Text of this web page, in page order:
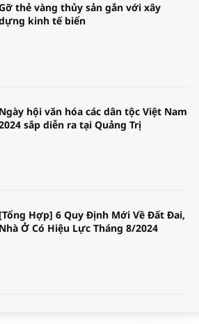
thẻ vàng thủy sản gắn với xây
kinh tế biển
Ngày hội văn hóa các dân tộc Việt Nam
sắp diễn ra tại Quảng Trị
[Tổng Hợp] 6 Quy Định Mới Về Đất Đai,
Nhà Ở Có Hiệu Lực Tháng 8/2024